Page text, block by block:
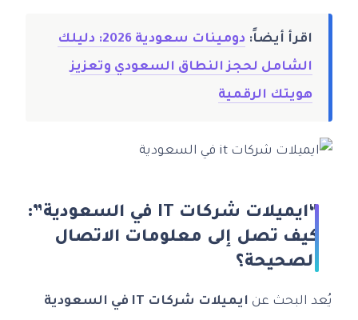
اقرأ أيضاً: دومينات سعودية 2026: دليلك
الشامل لحجز النطاق السعودي وتعزيز
هويتك الرقمية
“ايميلات شركات IT في السعودية”:
كيف تصل إلى معلومات الاتصال
الصحيحة؟
يُعد البحث عن ايميلات شركات IT في السعودية